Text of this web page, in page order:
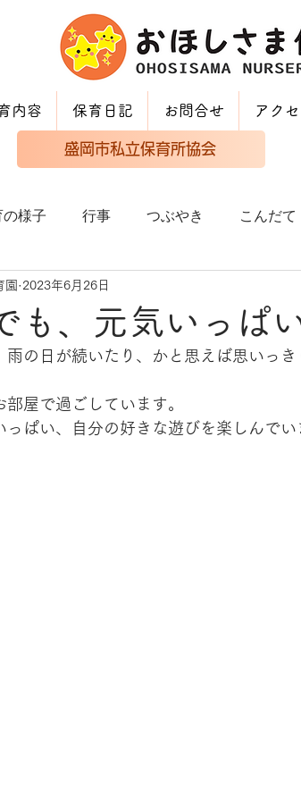
内容 保育日記 お問合せ アク
盛岡市私立保育所協会
の様子 行事 つぶやき こんだて
も、元気いっぱい
園 2023年6月26日
雨の日が続いたり、かと思えば思いっき
屋で過ごしています。
っぱい、自分の好きな遊びを楽しんでい